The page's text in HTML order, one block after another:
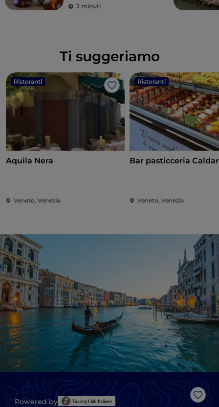
2 minuti
Ti suggeriamo
Ristoranti
Like
Aquila Nera
Veneto, Venezia
Ristoranti
Bar pasticceria
Veneto, Venezia
Like
Powered by